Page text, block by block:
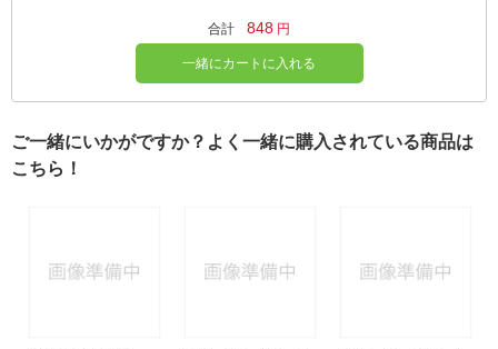
合計 848 円
一緒にカートに入れる
ご一緒にいかがですか？よく一緒に購入されている商品は
こちら！